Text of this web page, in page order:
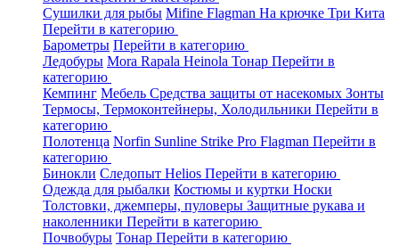
Сушилки для рыбы Mifine Flagman На крючке Три Кита
Перейти в категорию
Барометры Перейти в категорию
Ледобуры Mora Rapala Heinola Тонар Перейти в
категорию
Кемпинг Мебель Средства защиты от насекомых Зонты
Термосы, Термоконтейнеры, Холодильники Перейти в
категорию
Полотенца Norfin Sunline Strike Pro Flagman Перейти в
категорию
Бинокли Следопыт Helios Перейти в категорию
Одежда для рыбалки Костюмы и куртки Носки
Толстовки, джемперы, пуловеры Защитные рукава и
наколенники Перейти в категорию
Почвобуры Тонар Перейти в категорию